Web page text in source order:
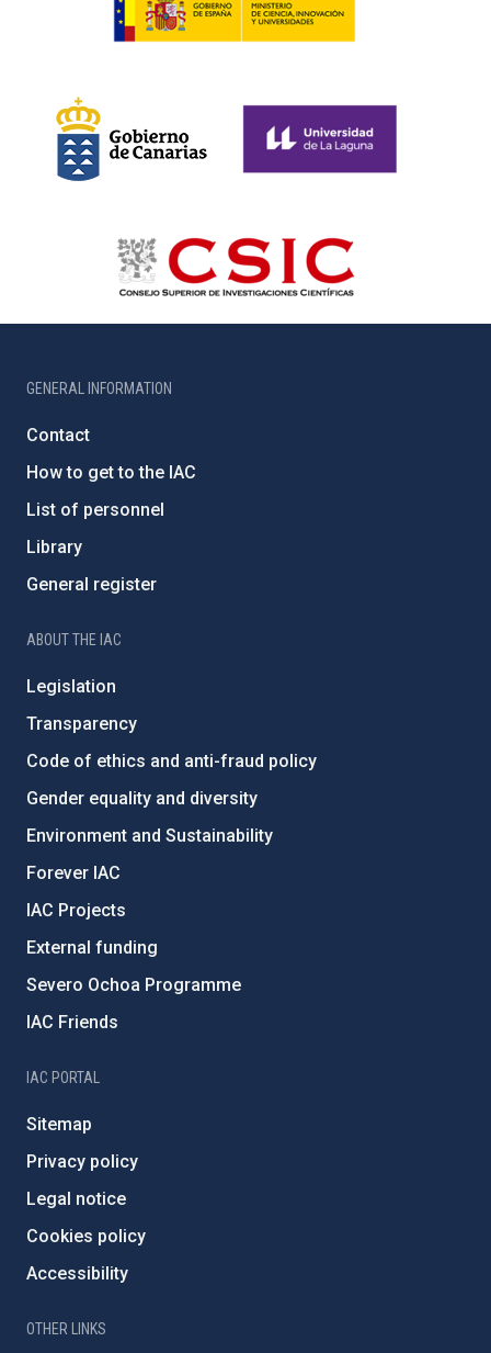
GENERAL INFORMATION
Contact
How to get to the IAC
List of personnel
Library
General register
ABOUT THE IAC
Legislation
Transparency
Code of ethics and anti-fraud policy
Gender equality and diversity
Environment and Sustainability
Forever IAC
IAC Projects
External funding
Severo Ochoa Programme
IAC Friends
IAC PORTAL
Sitemap
Privacy policy
Legal notice
Cookies policy
Accessibility
OTHER LINKS